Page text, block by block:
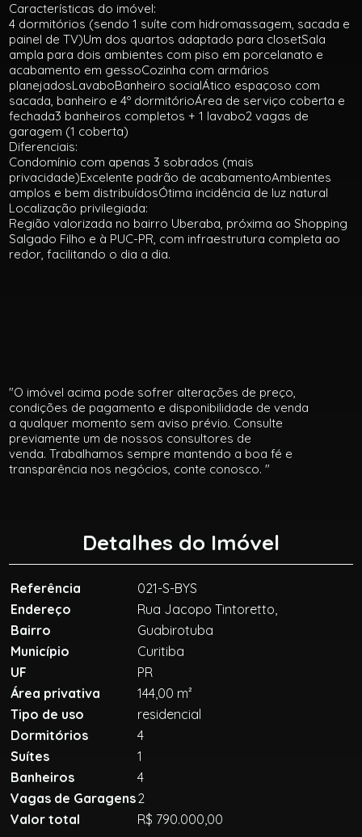
Características do imóvel:
4 dormitórios (sendo 1 suíte com hidromassagem, sacada e
painel de TV)Um dos quartos adaptado para closetSala
ampla para dois ambientes com piso em porcelanato e
acabamento em gessoCozinha com armários
planejadosLavaboBanheiro socialÁtico espaçoso com
sacada, banheiro e 4º dormitórioÁrea de serviço coberta e
fechada3 banheiros completos + 1 lavabo2 vagas de
garagem (1 coberta)
Diferenciais:
Condomínio com apenas 3 sobrados (mais
privacidade)Excelente padrão de acabamentoAmbientes
amplos e bem distribuídosÓtima incidência de luz natural
Localização privilegiada:
Região valorizada no bairro Uberaba, próxima ao Shopping
Salgado Filho e à PUC-PR, com infraestrutura completa ao
redor, facilitando o dia a dia.
"O imóvel acima pode sofrer alterações de preço,
condições de pagamento e disponibilidade de venda
a qualquer momento sem aviso prévio. Consulte
previamente um de nossos consultores de
venda. Trabalhamos sempre mantendo a boa fé e
transparência nos negócios, conte conosco. "
Detalhes do Imóvel
Referência
021-S-BYS
Endereço
Rua Jacopo Tintoretto,
Bairro
Guabirotuba
Município
Curitiba
UF
PR
Área privativa
144,00 m²
Tipo de uso
residencial
Dormitórios
4
Suítes
1
Banheiros
4
Vagas de Garagens2
Valor total
R$ 790.000,00